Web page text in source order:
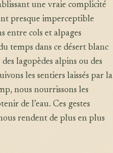
une vraie complicité
presque imperceptible
entre cols et alpages
temps dans ce désert blanc
lagopèdes alpins ou des
les sentiers laissés par la
nous nourrissons les
de l’eau. Ces gestes
rendent de plus en plus